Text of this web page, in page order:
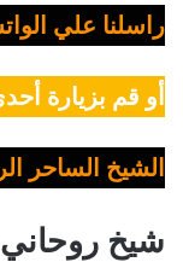
راسلنا علي
أو قم بزيارة
الشيخ الساحر
شيخ